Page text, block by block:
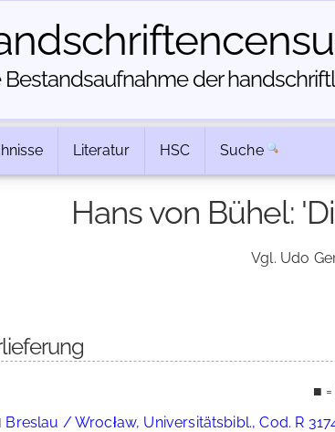
Bestandsaufnahme der
Literatur HSC Suche
Hans von Bühel:
Vgl. Udo
■
Breslau / Wrocław, Universitätsbibl., Cod. R